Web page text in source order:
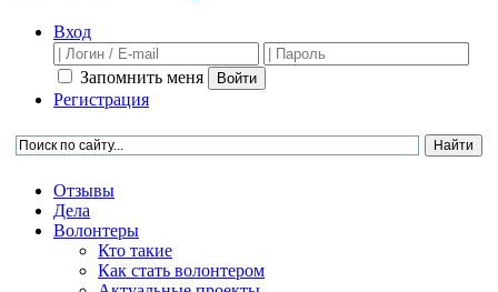
Вход
Запомнить меня Войти
Регистрация
Отзывы
Дела
Волонтеры
Кто такие
Как стать волонтером